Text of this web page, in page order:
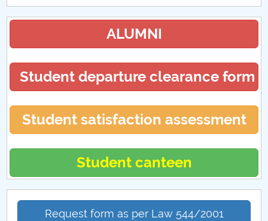
ALUMNI
Student departure clearance form
Student satisfaction assessment
Student canteen
Request form as per Law 544/2001